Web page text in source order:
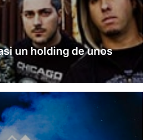
un holding de unos